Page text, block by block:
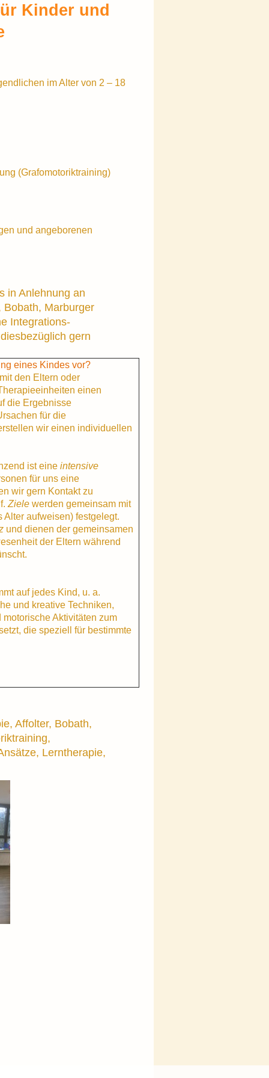
Kinder und
im Alter von 2 – 18
(Grafomotoriktraining)
und angeborenen
in Anlehnung an
Bobath, Marburger
Integrations-
gern
eines Kindes vor?
den Eltern oder
einen
die Ergebnisse
für die
wir einen individuellen
ist eineintensive
für uns eine
wir gern Kontakt zu
Ziele werden gemeinsam mit
aufweisen) festgelegt.
und dienen der gemeinsamen
der Eltern während
auf jedes Kind, u. a.
und kreative Techniken,
Aktivitäten zum
die speziell für bestimmte
Affolter, Bobath,
Lerntherapie,